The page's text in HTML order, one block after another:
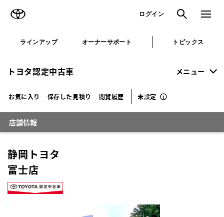
ログイン 検索 メニュ
ラインアップ オーナーサポート トピックス
トヨタ認定中古車 メニュー
お気に入り 保存した見積り 閲覧履歴 未設定
店舗情報
静岡トヨタ
富士店